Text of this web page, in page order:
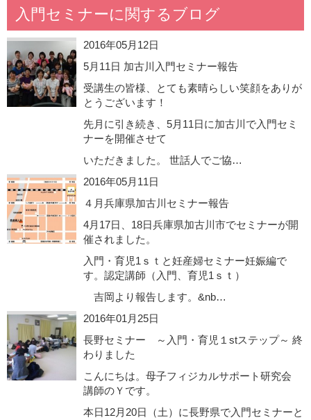
入門セミナーに関するブログ
2016年05月12日
5月11日 加古川入門セミナー報告
受講生の皆様、とても素晴らしい笑顔をありが
とうございます！
先月に引き続き、5月11日に加古川で入門セミ
ナーを開催させて
いただきました。 世話人でご協…
2016年05月11日
４月兵庫県加古川セミナー報告
4月17日、18日兵庫県加古川市でセミナーが開
催されました。
入門・育児1ｓｔと妊産婦セミナー妊娠編で
す。認定講師（入門、育児1ｓｔ）
吉岡より報告します。&nb…
2016年01月25日
長野セミナー ～入門・育児１stステップ～ 終
わりました
こんにちは。母子フィジカルサポート研究会
講師のＹです。
本日12月20日（土）に長野県で入門セミナーと